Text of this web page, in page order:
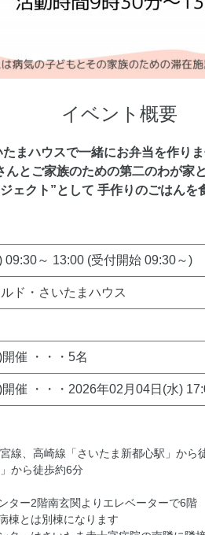
イベント概要
まハウスで一緒にお弁当を作
とご家族のための第二のわが
ェクト”として 手作りのごはん
09:30～ 13:00 (受付開始 09:30～)
ド・さいたまハウス
催 ・・・5名
催 ・・・2026年02月04日(水)
線、高崎線「さいたま新都心駅」から
から徒歩約6分
ター2階南玄関よりエレベーターで6階
棟とは別棟になります